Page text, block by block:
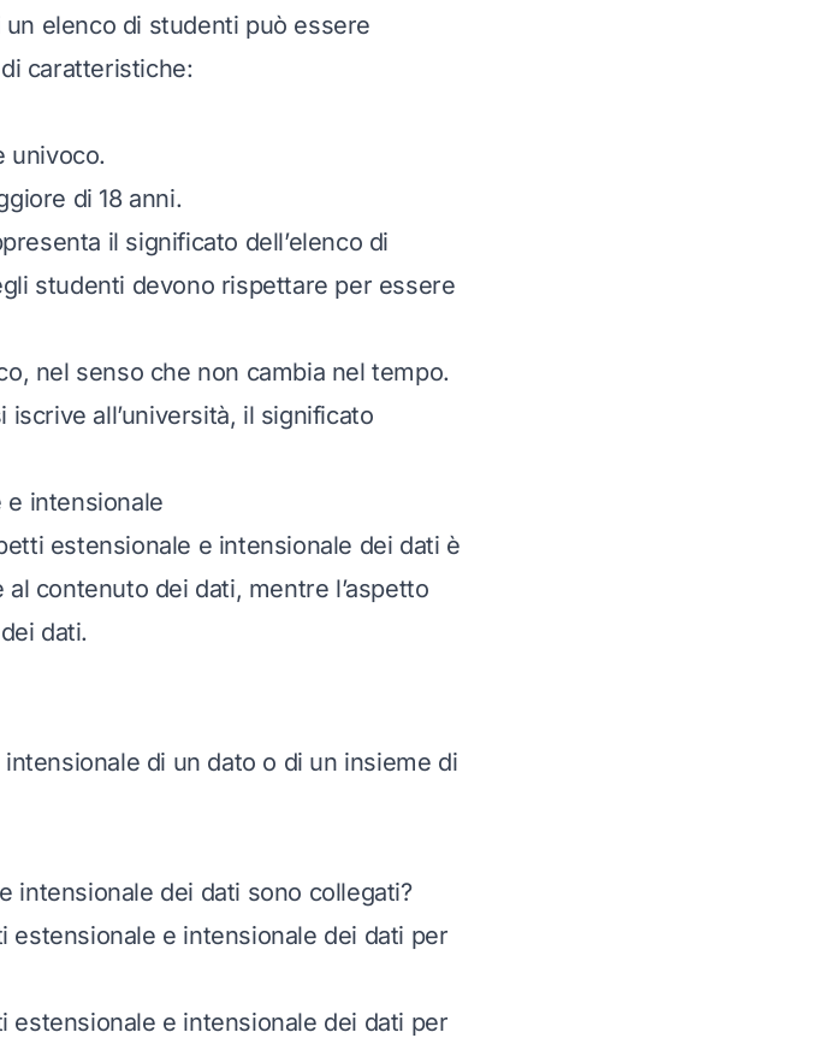
elenco di studenti può essere
caratteristiche:
univoco.
di 18 anni.
il significato dell’elenco di
studenti devono rispettare per essere
nel senso che non cambia nel tempo.
all’università, il significato
e intensionale
estensionale e intensionale dei dati è
contenuto dei dati, mentre l’aspetto
dati.
di un dato o di un insieme di
intensionale dei dati sono collegati?
e intensionale dei dati per
e intensionale dei dati per